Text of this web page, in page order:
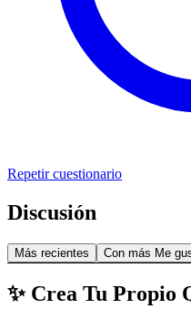
Repetir cuestionario
Discusión
Más recientes Con más Me
✨ Crea Tu Propio